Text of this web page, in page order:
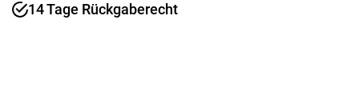
14 Tage Rückgaberecht